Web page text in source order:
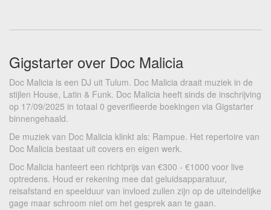
Gigstarter over Doc Malicia
Doc Malicia is een DJ uit Tulum. Doc Malicia draait muziek in de
stijlen House, Latin & Funk. Doc Malicia heeft sinds de inschrijving
op 17/09/2025 in totaal 0 geverifieerde boekingen via Gigstarter
binnengehaald.
De muziek van Doc Malicia klinkt als: Rampue. Het repertoire van
Doc Malicia bestaat uit covers en eigen werk.
Doc Malicia hanteert een richtprijs van €300 - €1000 voor live
optredens. Houd er rekening mee dat geluidsapparatuur,
reisafstand en speelduur van invloed zullen zijn op de uiteindelijke
gage maar schroom niet om het gesprek aan te gaan.